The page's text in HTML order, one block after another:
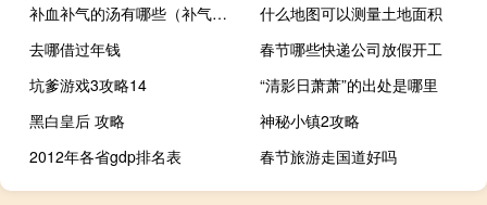
补血补气的汤有哪些（补气补血汤的作用）
什么地图可以测量土地面积
去哪借过年钱
春节哪些快递公司放假开工
坑爹游戏3攻略14
“清影日萧萧”的出处是哪里
黑白皇后 攻略
神秘小镇2攻略
2012年各省gdp排名表
春节旅游走国道好吗